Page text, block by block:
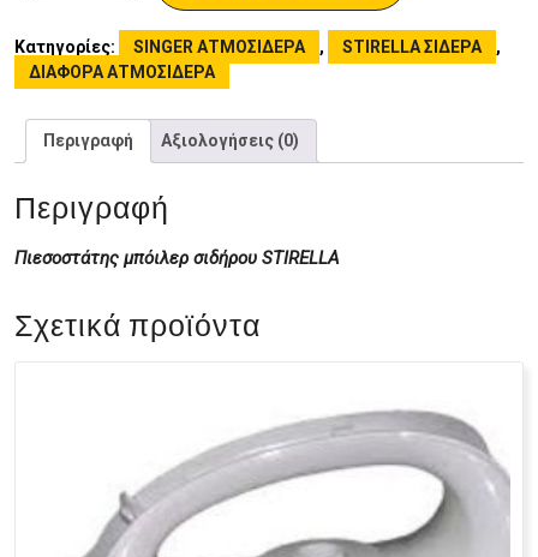
Κατηγορίες: SINGER ΑΤΜΟΣΙΔΕΡΑ , STIRELLA ΣΙΔΕΡΑ
,
ΔΙΑΦΟΡΑ ΑΤΜΟΣΙΔΕΡΑ
Περιγραφή Αξιολογήσεις (0)
Περιγραφή
Πιεσοστάτης μπόιλερ σιδήρου STIRELLA
Σχετικά προϊόντα